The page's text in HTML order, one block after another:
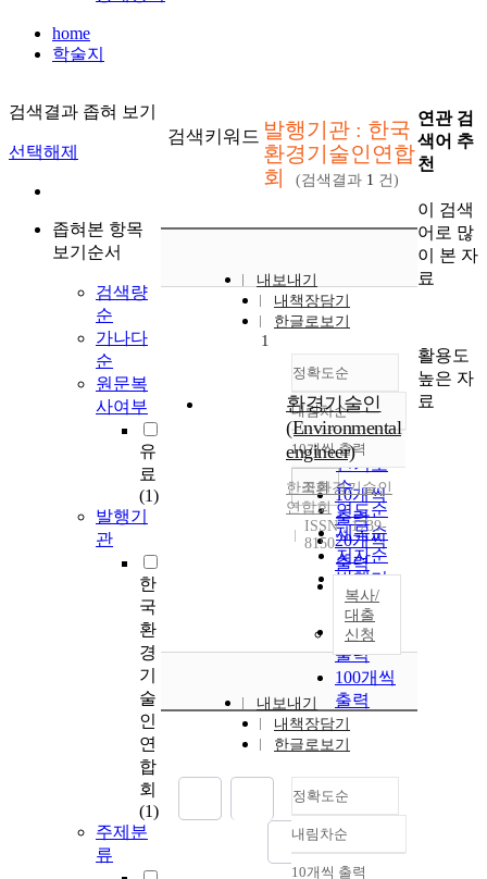
home
학술지
검색결과 좁혀 보기
선택해제
좁혀본 항목
보기순서
검색량
순
가나다
순
원문복
사여부
유
료
(1)
발행기
관
한
국
환
경
기
술
인
연
합
회
(1)
주제분
류
검색키워드 발행기관 : 한국
환경기술인연합
회
(검색결과 1 건)
내보내기
내책장담기
한글로보기
정확도순
정확도
순
인기도
순
연도순
제목순
저자순
발행기
관순
내림차순
내림차순
10개씩 출력
10개씩
출력
20개씩
출력
30개씩
출력
50개씩
출력
100개씩
출력
조회
1
환경기술인
(Environmental
engineer)
한국환경기술인
연합회
ISSN : 1739-
8150
복사/
대출
신청
내보내기
내책장담기
한글로보기
정확도순
정확도
순
내림차순
10개씩 출력
연관 검
색어 추
천
이 검색
어로 많
이 본 자
료
활용도
높은 자
료